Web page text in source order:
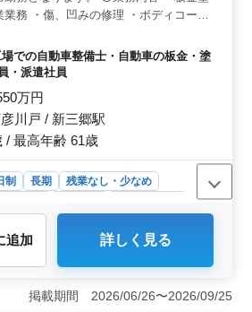
業務 ・傷、凹みの修理 ・ボディコーテ
ど ＊車種 ・輸入車中心、国産車も取扱
（全体の2割ほど） ＊社会保険完備 ＊
技術を発揮して、 工場で活躍してみま
か？ ご応募お待ちしております！
での自動車整備士・自動車の板金・塗
・派遣社員
万円
川戸 / 新三郷駅
/ 最高年齢 61歳
制 長期
残業なし・少なめ
場は、経験豊富な方が多く活躍し
年齢が43.4歳、最高年齢が61歳
々が活躍しやすい環境です。 ＜
装業務をおまかせします。輸入車
追加 詳しく見る
掲載期間 2026/06/26〜2026/09/25